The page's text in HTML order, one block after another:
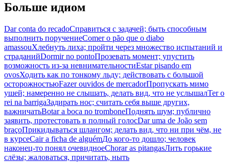
Больше идиом
Dar conta do recadoСправиться с задачей; быть способным
выполнить поручениеComer o pão que o diabo
amassouХлебнуть лиха; пройти через множество испытаний и
страданийDormir no pontoПрозевать момент; упустить
возможность из-за невнимательностиEstar pisando em
ovosХодить как по тонкому льду; действовать с большой
осторожностьюFazer ouvidos de mercadorПропускать мимо
ушей; намеренно не слышать, делать вид, что не услышалTer o
rei na barrigaЗадирать нос; считать себя выше других,
важничатьBotar a boca no tromboneПоднять шум; публично
заявить, протестовать в полный голосDar uma de João sem
braçoПрикидываться шлангом; делать вид, что ни при чём, не
в курсеCair a ficha de alguémДо кого-то дошло; человек
наконец-то понял очевидноеChorar as pitangasЛить горькие
слёзы; жаловаться, причитать, ныть